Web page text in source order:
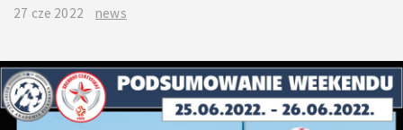
27 cze 2022 news